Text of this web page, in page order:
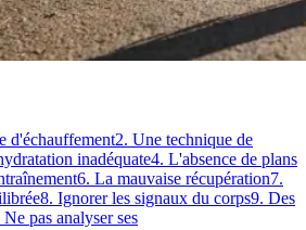
d'échauffement2. Une technique de
inadéquate4. L'absence de plans
6. La mauvaise récupération7.
8. Ignorer les signaux du corps9. Des
Ne pas analyser ses